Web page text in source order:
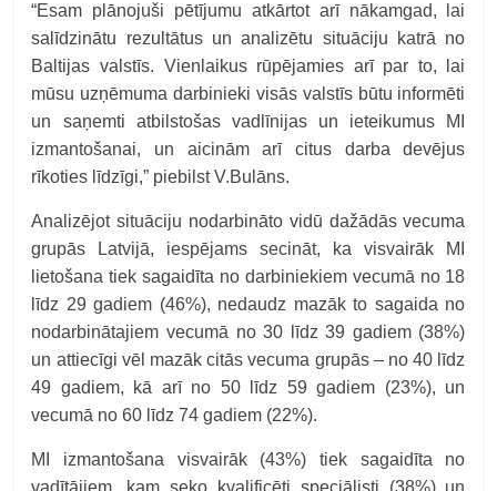
“Esam plānojuši pētījumu atkārtot arī nākamgad, lai
salīdzinātu rezultātus un analizētu situāciju katrā no
Baltijas valstīs. Vienlaikus rūpējamies arī par to, lai
mūsu uzņēmuma darbinieki visās valstīs būtu informēti
un saņemti atbilstošas vadlīnijas un ieteikumus MI
izmantošanai, un aicinām arī citus darba devējus
rīkoties līdzīgi,” piebilst V.Bulāns.
Analizējot situāciju nodarbināto vidū dažādās vecuma
grupās Latvijā, iespējams secināt, ka visvairāk MI
lietošana tiek sagaidīta no darbiniekiem vecumā no 18
līdz 29 gadiem (46%), nedaudz mazāk to sagaida no
nodarbinātajiem vecumā no 30 līdz 39 gadiem (38%)
un attiecīgi vēl mazāk citās vecuma grupās – no 40 līdz
49 gadiem, kā arī no 50 līdz 59 gadiem (23%), un
vecumā no 60 līdz 74 gadiem (22%).
MI izmantošana visvairāk (43%) tiek sagaidīta no
vadītājiem, kam seko kvalificēti speciālisti (38%) un